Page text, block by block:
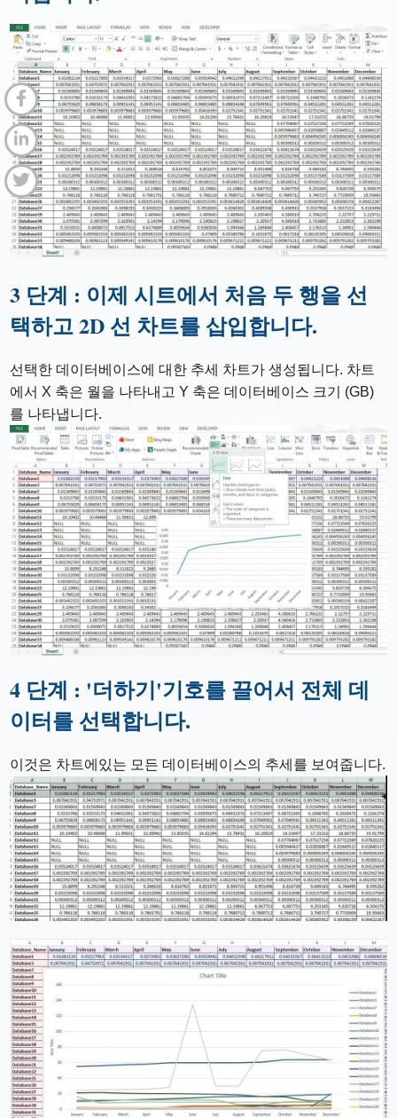
3 단계 : 이제 시트에서 처음 두 행을 선
택하고 2D 선 차트를 삽입합니다.
선택한 데이터베이스에 대한 추세 차트가 생성됩니다. 차트
에서 X 축은 월을 나타내고 Y 축은 데이터베이스 크기 (GB)
를 나타냅니다.
4 단계 : '더하기'기호를 끌어서 전체 데
이터를 선택합니다.
이것은 차트에있는 모든 데이터베이스의 추세를 보여줍니다.